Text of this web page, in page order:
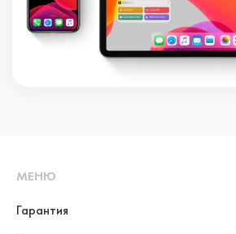
МЕНЮ
Гарантия